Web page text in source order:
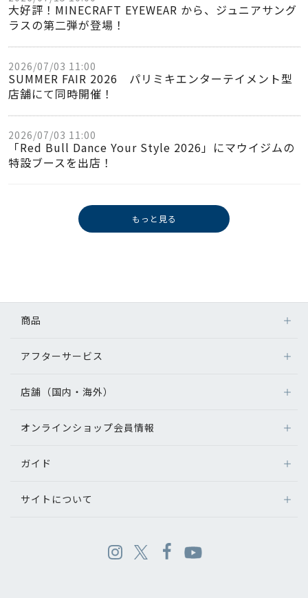
大好評！MINECRAFT EYEWEAR から、ジュニアサング
ラスの第二弾が登場！
2026/07/03 11:00
SUMMER FAIR 2026 パリミキエンターテイメント型
店舗にて同時開催！
2026/07/03 11:00
「Red Bull Dance Your Style 2026」にマウイジムの
特設ブースを出店！
もっと見る
商品
アフターサービス
店舗（国内・海外）
オンラインショップ会員情報
ガイド
サイトについて